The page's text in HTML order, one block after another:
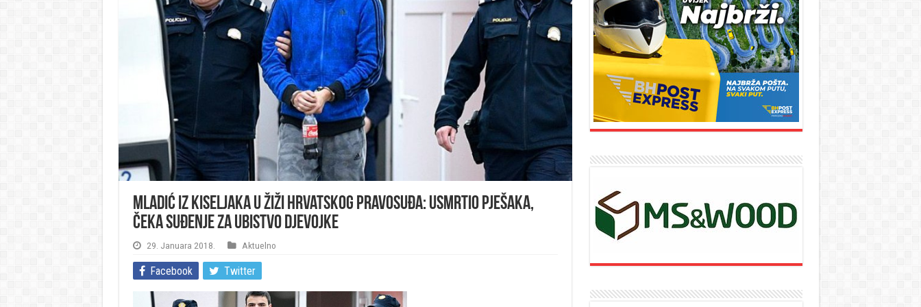
Mladić iz Kiseljaka u žiži hrvatskog pravosuđa: Usmrtio pješaka,
čeka suđenje za ubistvo djevojke
29. Januara 2018. Aktuelno
Facebook Twitter